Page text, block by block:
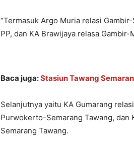
“Termasuk Argo Muria relasi
PP, dan KA Brawijaya relasa
Baca juga:Stasiun Tawang
Selanjutnya yaitu KA Gumarang
Purwokerto-Semarang Tawang,
Semarang Tawang.